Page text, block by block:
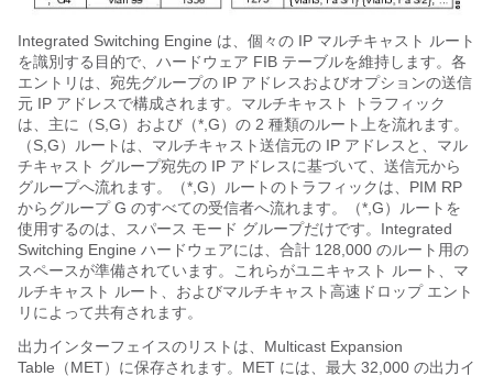
Integrated Switching Engine は、個々の IP マルチキャスト ルート
を識別する目的で、ハードウェア FIB テーブルを維持します。各
エントリは、宛先グループの IP アドレスおよびオプションの送信
元 IP アドレスで構成されます。マルチキャスト トラフィック
は、主に（S,G）および（*,G）の 2 種類のルート上を流れます。
（S,G）ルートは、マルチキャスト送信元の IP アドレスと、マル
チキャスト グループ宛先の IP アドレスに基づいて、送信元から
グループへ流れます。（*,G）ルートのトラフィックは、PIM RP
からグループ G のすべての受信者へ流れます。（*,G）ルートを
使用するのは、スパース モード グループだけです。Integrated
Switching Engine ハードウェアには、合計 128,000 のルート用の
スペースが準備されています。これらがユニキャスト ルート、マ
ルチキャスト ルート、およびマルチキャスト高速ドロップ エント
リによって共有されます。
出力インターフェイスのリストは、Multicast Expansion
Table（MET）に保存されます。MET には、最大 32,000 の出力イ